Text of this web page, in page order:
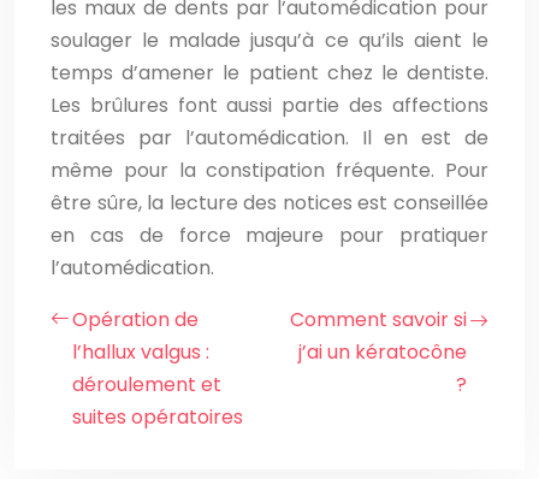
les maux de dents par l’automédication pour
soulager le malade jusqu’à ce qu’ils aient le
temps d’amener le patient chez le dentiste.
Les brûlures font aussi partie des affections
traitées par l’automédication. Il en est de
même pour la constipation fréquente. Pour
être sûre, la lecture des notices est conseillée
en cas de force majeure pour pratiquer
l’automédication.
Opération de
l’hallux valgus :
déroulement et
suites opératoires
Comment savoir si
j’ai un kératocône
?